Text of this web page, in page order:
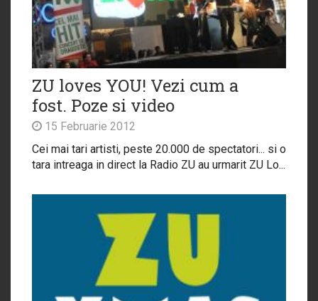
ZU loves YOU! Vezi cum a
fost. Poze si video
15 Februarie 2012
Cei mai tari artisti, peste 20.000 de spectatori... si o
tara intreaga in direct la Radio ZU au urmarit ZU Lo...